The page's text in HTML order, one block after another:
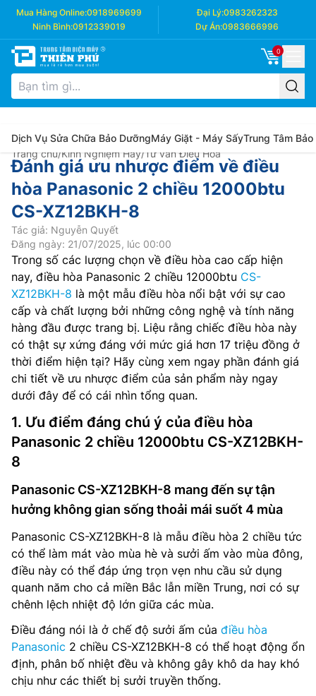
Mua Hàng Online:0918969699 Đại Lý:0983262323
Ninh Bình:0912339019 Dự Án:0983666996
0
Dịch Vụ Sửa Chữa Bảo DưỡngMáy Giặt - Máy SấyTrung Tâm Bảo
Trang chủ/Kinh Nghiệm Hay/Tư vấn Điều Hòa
Đánh giá ưu nhược điểm về điều
hòa Panasonic 2 chiều 12000btu
CS-XZ12BKH-8
Tác giả: Nguyễn Quyết
Đăng ngày: 21/07/2025, lúc 00:00
Trong số các lượng chọn về điều hòa cao cấp hiện
nay, điều hòa Panasonic 2 chiều 12000btu CS-
XZ12BKH-8 là một mẫu điều hòa nổi bật với sự cao
cấp và chất lượng bởi những công nghệ và tính năng
hàng đầu được trang bị. Liệu rằng chiếc điều hòa này
có thật sự xứng đáng với mức giá hơn 17 triệu đồng ở
thời điểm hiện tại? Hãy cùng xem ngay phần đánh giá
chi tiết về ưu nhược điểm của sản phẩm này ngay
dưới đây để có cái nhìn tổng quan.
1. Ưu điểm đáng chú ý của điều hòa
Panasonic 2 chiều 12000btu CS-XZ12BKH-
8
Panasonic CS-XZ12BKH-8 mang đến sự tận
hưởng không gian sống thoải mái suốt 4 mùa
Panasonic CS-XZ12BKH-8 là mẫu điều hòa 2 chiều tức
có thể làm mát vào mùa hè và sưởi ấm vào mùa đông,
điều này có thể đáp ứng trọn vẹn nhu cầu sử dụng
quanh năm cho cả miền Bắc lẫn miền Trung, nơi có sự
chênh lệch nhiệt độ lớn giữa các mùa.
Điều đáng nói là ở chế độ sưởi ấm của điều hòa
Panasonic 2 chiều CS-XZ12BKH-8 có thể hoạt động ổn
định, phân bố nhiệt đều và không gây khô da hay khó
chịu như các thiết bị sưởi truyền thống.